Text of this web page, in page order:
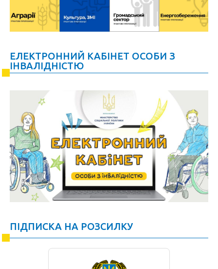
ЕЛЕКТРОННИЙ КАБІНЕТ ОСОБИ З
ІНВАЛІДНІСТЮ
ПІДПИСКА НА РОЗСИЛКУ